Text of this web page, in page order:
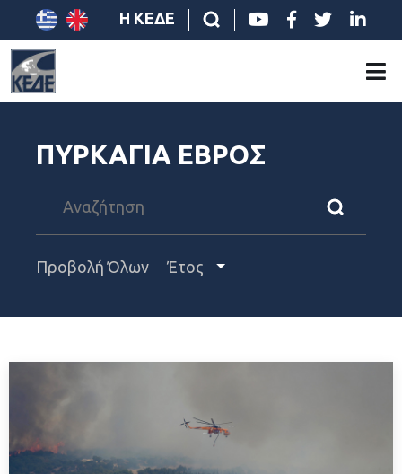
Η ΚΕΔΕ
ΠΥΡΚΑΓΙΑ ΕΒΡΟΣ
Προβολή Όλων Έτος